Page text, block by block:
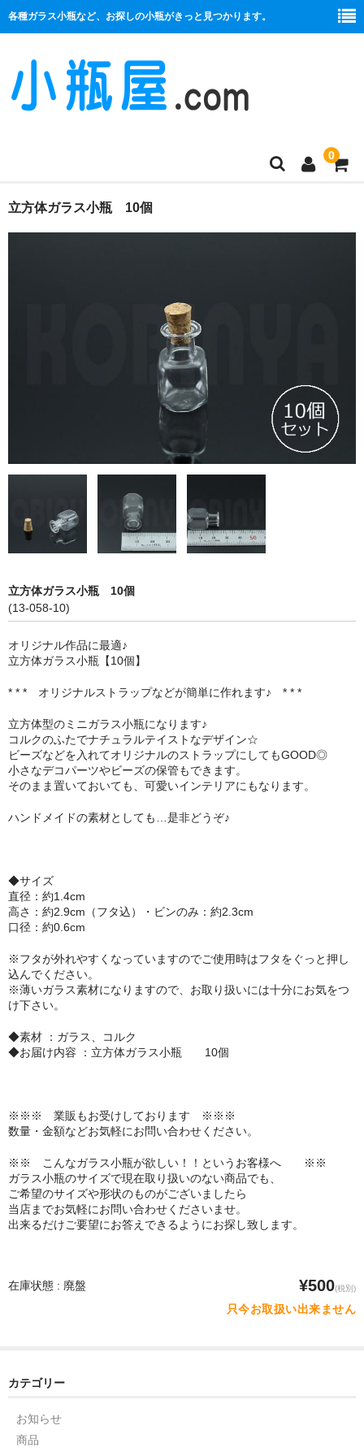
各種ガラス小瓶など、お探しの小瓶がきっと見つかります。
0
商品一覧
ストラップ付き
セット
単品
セット
単品
セット
パーツ
アウトレット
立方体ガラス小瓶 10個
立方体ガラス小瓶 10個
(13-058-10)
オリジナル作品に最適♪
立方体ガラス小瓶【10個】
* * * オリジナルストラップなどが簡単に作れます♪ * * *
立方体型のミニガラス小瓶になります♪
コルクのふたでナチュラルテイストなデザイン☆
ビーズなどを入れてオリジナルのストラップにしてもGOOD◎
小さなデコパーツやビーズの保管もできます。
そのまま置いておいても、可愛いインテリアにもなります。
ハンドメイドの素材としても…是非どうぞ♪
◆サイズ
直径：約1.4cm
高さ：約2.9cm（フタ込）・ビンのみ：約2.3cm
口径：約0.6cm
※フタが外れやすくなっていますのでご使用時はフタをぐっと押し
込んでください。
※薄いガラス素材になりますので、お取り扱いには十分にお気をつ
け下さい。
◆素材 ：ガラス、コルク
◆お届け内容 ：立方体ガラス小瓶 10個
※※※ 業販もお受けしております ※※※
数量・金額などお気軽にお問い合わせください。
※※ こんなガラス小瓶が欲しい！！というお客様へ ※※
ガラス小瓶のサイズで現在取り扱いのない商品でも、
ご希望のサイズや形状のものがございましたら
当店までお気軽にお問い合わせくださいませ。
出来るだけご要望にお答えできるようにお探し致します。
在庫状態 : 廃盤 ¥500(税別)
只今お取扱い出来ません
カテゴリー
お知らせ
商品